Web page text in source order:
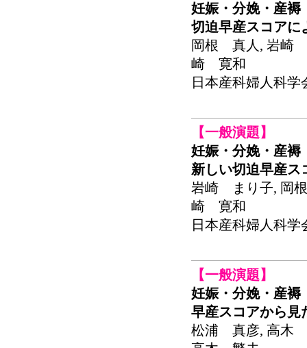
妊娠・分娩・産褥
切迫早産スコアに
岡根 真人, 岩崎
崎 寛和
日本産科婦人科学
【一般演題】
妊娠・分娩・産褥
新しい切迫早産ス
岩崎 まり子, 岡
崎 寛和
日本産科婦人科学
【一般演題】
妊娠・分娩・産褥
早産スコアから見
松浦 真彦, 高木